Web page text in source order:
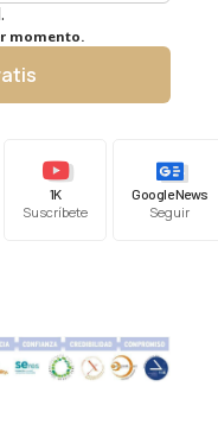
momento.
1K
Suscríbete
Google News
Seguir